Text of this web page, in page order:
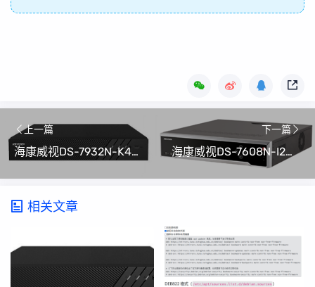
上一篇
海康威视DS-7932N-K4/16P升级包V4.72.107 build 220914(4.0 Lite可解绑萤石云)
下一篇
海康威视DS-7608N-I2升级包V4.50.000 Build 210125(可解绑萤石云)
相关文章